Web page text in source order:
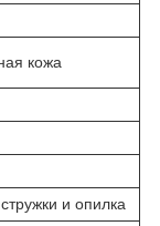
кожа
и опилка